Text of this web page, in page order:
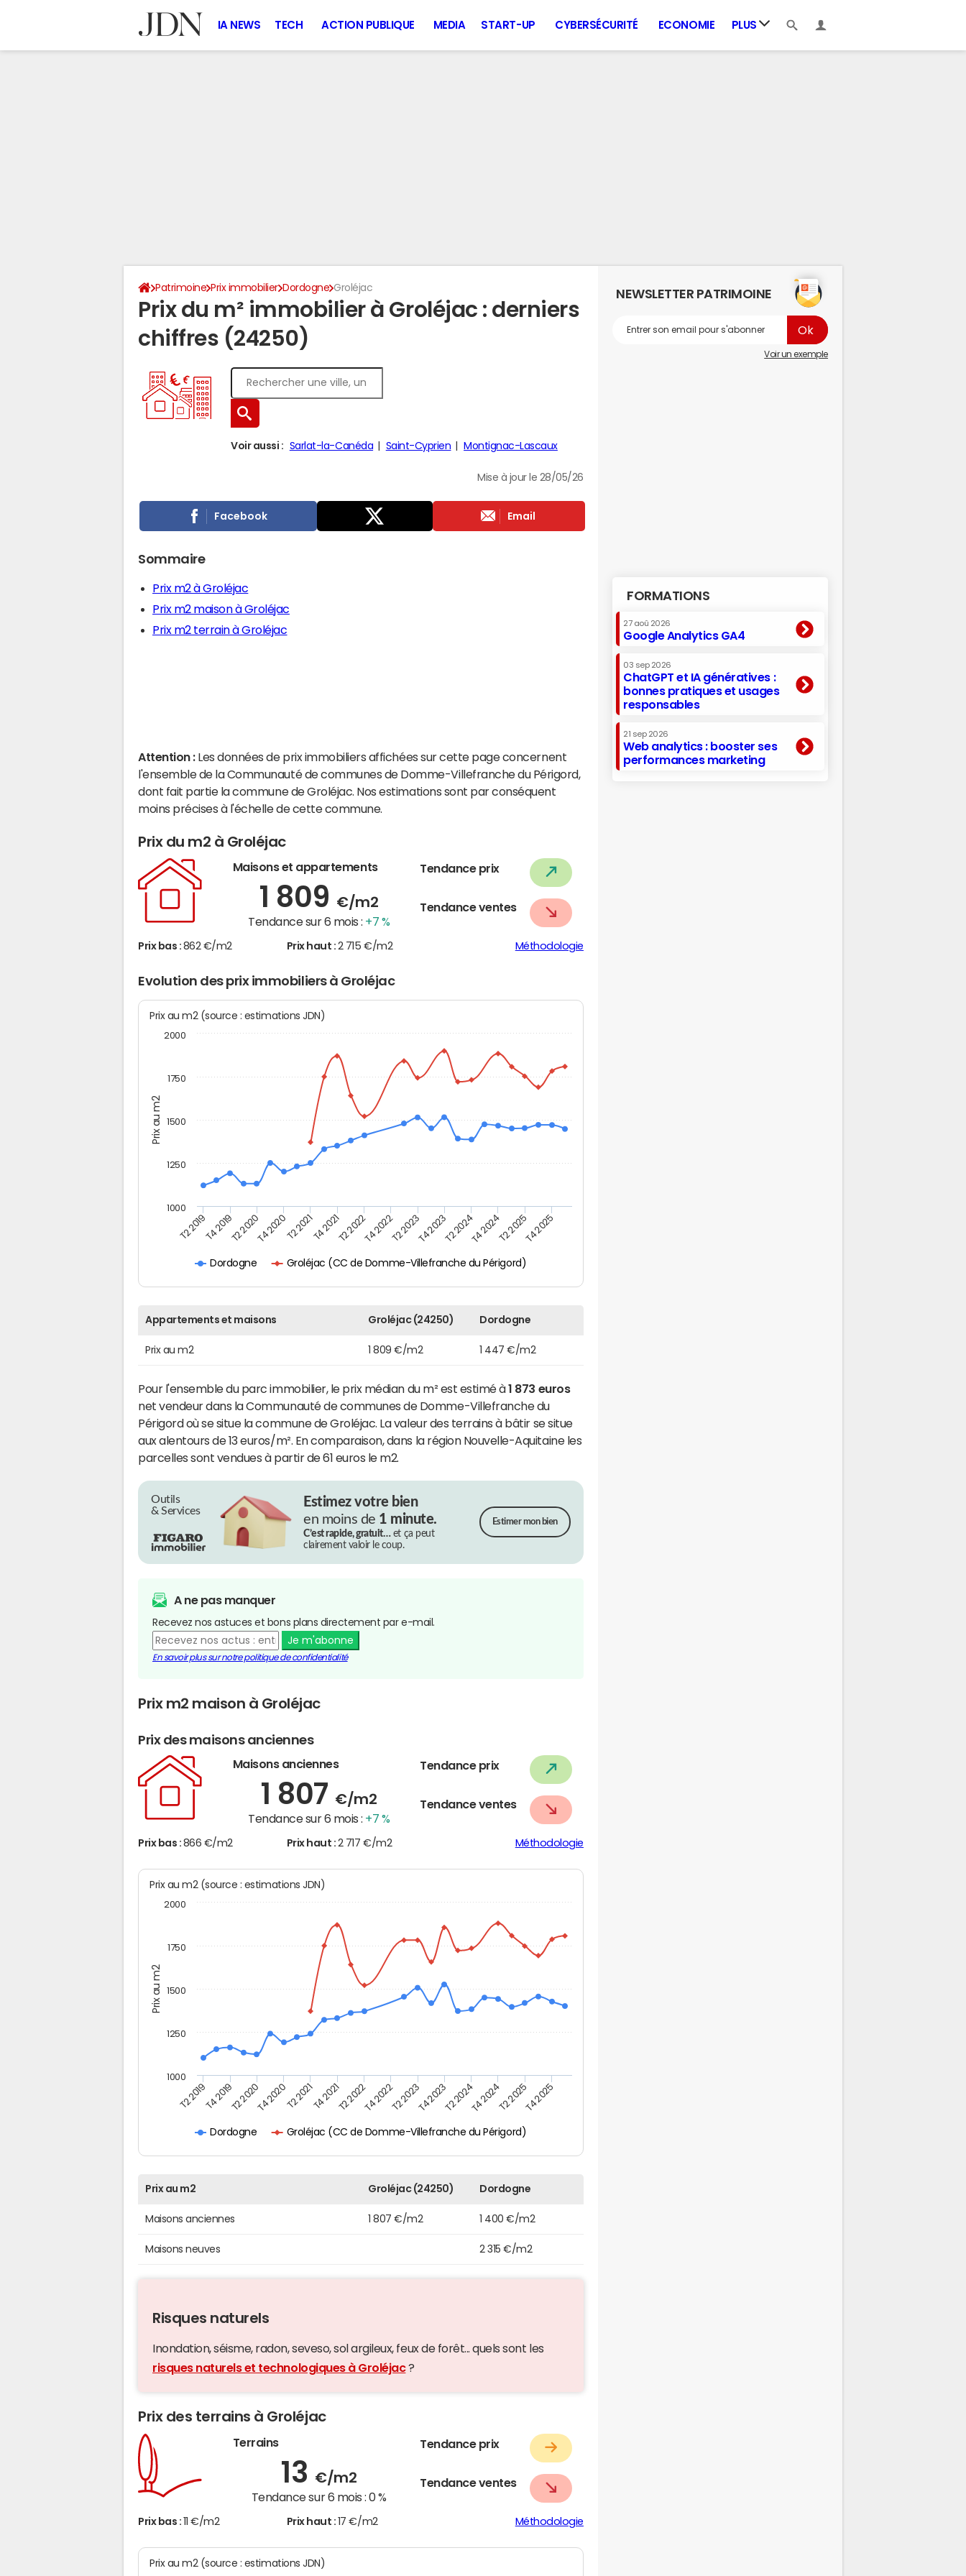
IA NEWS TECH ACTION PUBLIQUE MEDIA START-UP CYBERSÉCURITÉ ECONOMIE PLUS
Patrimoine Prix immobilier Dordogne Groléjac
Prix du m² immobilier à Groléjac : derniers
chiffres (24250)
Voir aussi : Sarlat-la-Canéda Saint-Cyprien Montignac-Lascaux
Mise à jour le 28/05/26
Facebook Email
Sommaire
Prix m2 à Groléjac
Prix m2 maison à Groléjac
Prix m2 terrain à Groléjac
Attention : Les données de prix immobiliers affichées sur cette page concernent
l'ensemble de la Communauté de communes de Domme-Villefranche du Périgord,
dont fait partie la commune de Groléjac. Nos estimations sont par conséquent
moins précises à l'échelle de cette commune.
Prix du m2 à Groléjac
Maisons et appartements
1 809 €/m2
Tendance sur 6 mois : +7 %
Tendance prix
Tendance ventes
Prix bas : 862 €/m2 Prix haut : 2 715 €/m2 Méthodologie
Evolution des prix immobiliers à Groléjac
Prix au m2
Prix au m2 (source : estimations JDN)
Dordogne Groléjac (CC de Domme-Villefranche du Périgord)
T2 2019T4 2019T2 2020T4 2020T2 2021T4 2021T2 2022T4 2022T2 2023T4 2023T2 2024T4 2024T2 2025T4 2025
1000
1250
1500
1750
2000
Appartements et maisons Groléjac (24250) Dordogne
Prix au m2 1 809 €/m2 1 447 €/m2
Pour l'ensemble du parc immobilier, le prix médian du m² est estimé à1 873 euros
net vendeur dans la Communauté de communes de Domme-Villefranche du
Périgord où se situe la commune de Groléjac. La valeur des terrains à bâtir se situe
aux alentours de 13 euros/m². En comparaison, dans la région Nouvelle-Aquitaine les
parcelles sont vendues à partir de 61 euros le m2.
Outils
& Services
Estimez votre bien
en moins de 1 minute.
C’est rapide, gratuit…et ça peut
clairement valoir le coup.
Estimer mon bien
A ne pas manquer
Recevez nos astuces et bons plans directement par e-mail.
Je m'abonne
En savoir plus sur notre politique de confidentialité
Prix m2 maison à Groléjac
Prix des maisons anciennes
Maisons anciennes
1 807 €/m2
Tendance sur 6 mois : +7 %
Tendance prix
Tendance ventes
Prix bas : 866 €/m2 Prix haut : 2 717 €/m2 Méthodologie
Prix au m2
Prix au m2 (source : estimations JDN)
Dordogne Groléjac (CC de Domme-Villefranche du Périgord)
T2 2019T4 2019T2 2020T4 2020T2 2021T4 2021T2 2022T4 2022T2 2023T4 2023T2 2024T4 2024T2 2025T4 2025
1000
1250
1500
1750
2000
Prix au m2 Groléjac (24250) Dordogne
Maisons anciennes 1 807 €/m2 1 400 €/m2
Maisons neuves 2 315 €/m2
Risques naturels
Inondation, séisme, radon, seveso, sol argileux, feux de forêt... quels sont les
risques naturels et technologiques à Groléjac?
Prix des terrains à Groléjac
Terrains
13 €/m2
Tendance sur 6 mois :0 %
Tendance prix
Tendance ventes
Prix bas : 11 €/m2 Prix haut : 17 €/m2 Méthodologie
Prix au m2 (source : estimations JDN)
NEWSLETTER PATRIMOINE
Voir un exemple
FORMATIONS
27 aoû 2026
Google Analytics GA4
03 sep 2026
ChatGPT et IA génératives :
bonnes pratiques et usages
responsables
21 sep 2026
Web analytics : booster ses
performances marketing